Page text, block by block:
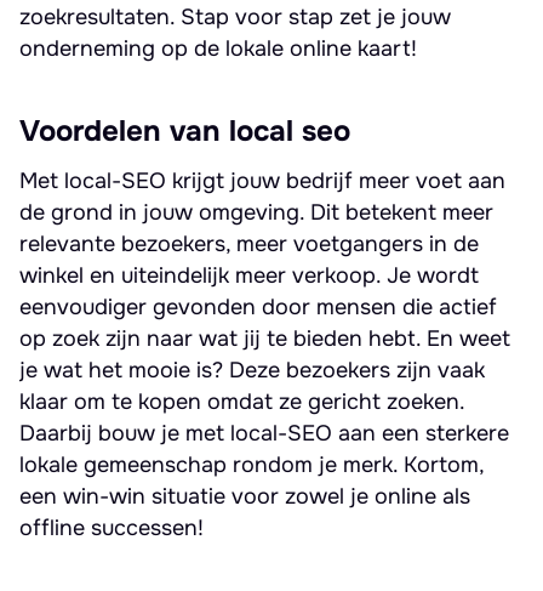
zoekresultaten. Stap voor stap zet je jouw
onderneming op de lokale online kaart!
Voordelen van local seo
Met local-SEO krijgt jouw bedrijf meer voet aan
de grond in jouw omgeving. Dit betekent meer
relevante bezoekers, meer voetgangers in de
winkel en uiteindelijk meer verkoop. Je wordt
eenvoudiger gevonden door mensen die actief
op zoek zijn naar wat jij te bieden hebt. En weet
je wat het mooie is? Deze bezoekers zijn vaak
klaar om te kopen omdat ze gericht zoeken.
Daarbij bouw je met local-SEO aan een sterkere
lokale gemeenschap rondom je merk. Kortom,
een win-win situatie voor zowel je online als
offline successen!